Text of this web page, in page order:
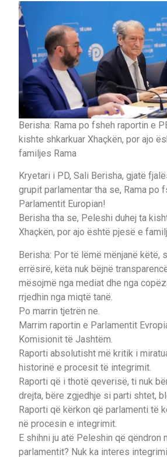
Berisha: Rama po fsheh raportin e
kishte shkarkuar Xhaçkën, por ajo
familjes Rama
Kryetari i PD, Sali Berisha, gjatë
grupit parlamentar tha se, Rama po
Parlamentit Europian!
Berisha tha se, Peleshi duhej ta
Xhaçkën, por ajo është pjesë e
Berisha: Por të lëmë mënjanë këtë,
errësirë, këta nuk bëjnë
mësojmë nga mediat dhe nga
rrjedhin nga miqtë tanë.
Po marrin tjetrën ne.
Marrim raportin e Parlamentit
Komisionit të Jashtëm.
Raporti absolutisht më kritik i
historinë e procesit të integrimit.
Raporti që i thotë qeverisë, ti nuk
drejta, bëre zgjedhje si parti shtet,
Raporti që kërkon që parlamenti të
në procesin e integrimit.
E shihni ju atë Peleshin që qëndron
parlamentit? Nuk ka interes